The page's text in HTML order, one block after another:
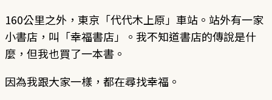
160公里之外，東京「代代木上原」車站。站外有一家
小書店，叫「幸福書店」。我不知道書店的傳說是什
麼，但我也買了一本書。
因為我跟大家一樣，都在尋找幸福。